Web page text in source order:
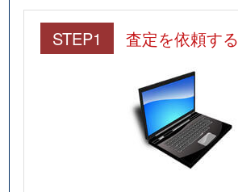
STEP1 査定を依頼する